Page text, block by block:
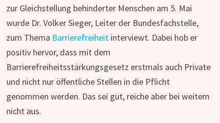
zur Gleichstellung behinderter Menschen am 5. Mai
wurde Dr. Volker Sieger, Leiter der Bundesfachstelle,
zum Thema Barrierefreiheitinterviewt. Dabei hob er
positiv hervor, dass mit dem
Barrierefreiheitsstärkungsgesetz erstmals auch Private
und nicht nur öffentliche Stellen in die Pflicht
genommen werden. Das sei gut, reiche aber bei weitem
nicht aus.